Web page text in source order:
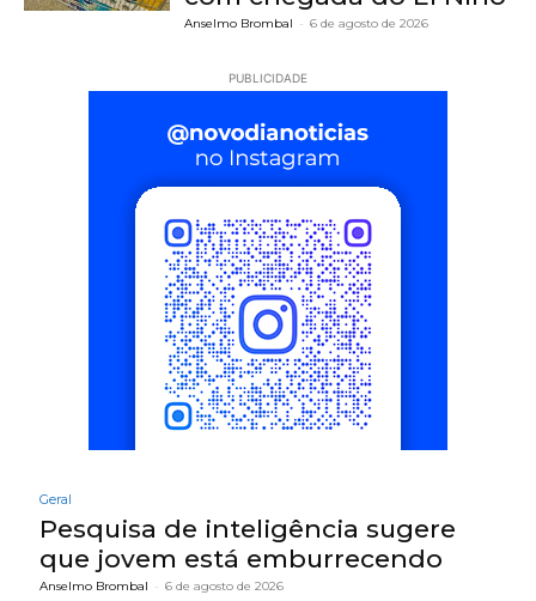
Anselmo Brombal - 6 de agosto de 2026
PUBLICIDADE
Geral
Pesquisa de inteligência sugere
que jovem está emburrecendo
Anselmo Brombal - 6 de agosto de 2026